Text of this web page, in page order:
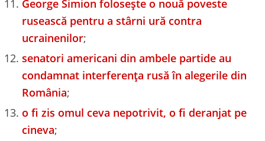
George Simion folosește o nouă poveste
rusească pentru a stârni ură contra
ucrainenilor;
senatori americani din ambele partide au
condamnat interferența rusă în alegerile din
România;
o fi zis omul ceva nepotrivit, o fi deranjat pe
cineva;